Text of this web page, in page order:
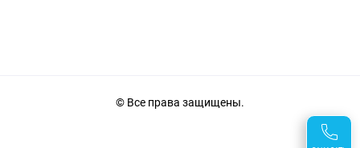
© Все права защищены.